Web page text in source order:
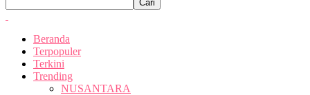
Beranda
Terpopuler
Terkini
Trending
NUSANTARA